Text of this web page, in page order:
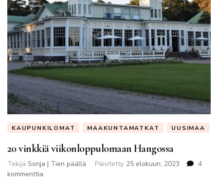
KAUPUNKILOMAT MAAKUNTAMATKAT UUSIMAA
20 vinkkiä viikonloppulomaan Hangossa
Tekijä Sonja | Tien päällä Päivitetty 25 elokuun, 2023
4
kommenttia